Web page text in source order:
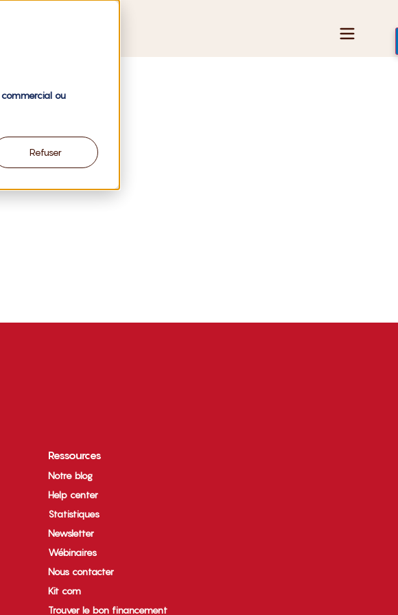
ou
Refuser
Ressources
Notre blog
Help center
Statistiques
Newsletter
Wébinaires
Nous contacter
Kit com
Trouver le bon financement